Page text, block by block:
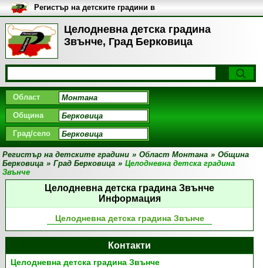
Целодневна детска градина
Звънче, Град Берковица
Регистър на детските градини в
България
Област
Община
Град/село
Регистър на детските градини » Област Монтана » Община
Берковица » Град Берковица » Целодневна детска градина
Звънче
Целодневна детска градина Звънче
Информация
Целодневна детска градина Звънче
Контакти
Целодневна детска градина Звънче